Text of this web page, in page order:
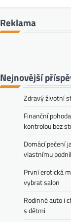
Reklama
Nejnovější
Zdravý životní
Finanční
kontrolou bez
Domácí pečení
vlastnímu
První erotická
vybrat salon
Rodinné auto i
s dětmi